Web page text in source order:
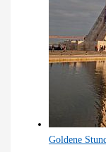
Goldene